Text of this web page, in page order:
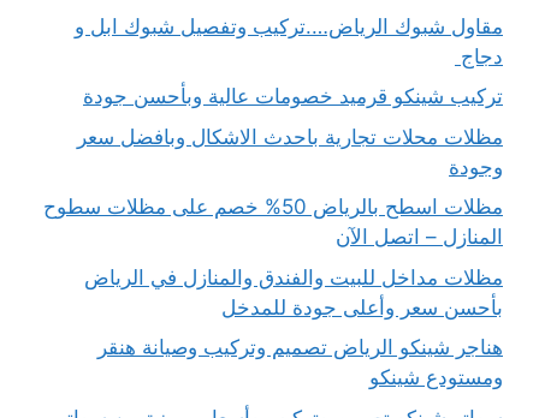
مقاول شبوك الرياض….تركيب وتفصيل شبوك ابل و
دجاج
تركيب شينكو قرميد خصومات عالية وبأحسن جودة
مظلات محلات تجارية باحدث الاشكال وبافضل سعر
وجودة
مظلات اسطح بالرياض 50% خصم على مظلات سطوح
المنازل – اتصل الآن
مظلات مداخل للبيت والفندق والمنازل في الرياض
بأحسن سعر وأعلى جودة للمدخل
هناجر شينكو الرياض تصميم وتركيب وصيانة هنقر
ومستودع شينكو